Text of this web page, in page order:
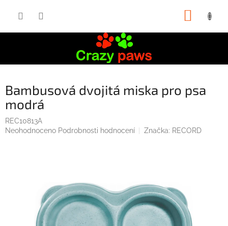
Bambusová dvojitá miska pro psa
modrá
REC10813A
Průměrné
Neohodnoceno Podrobnosti hodnocení Značka: RECORD